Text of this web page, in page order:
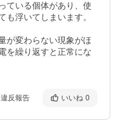
ている個体があり、使
も浮いてしまいます。
が変わらない現象がほ
を繰り返すと正常にな
違反報告 いいね 0